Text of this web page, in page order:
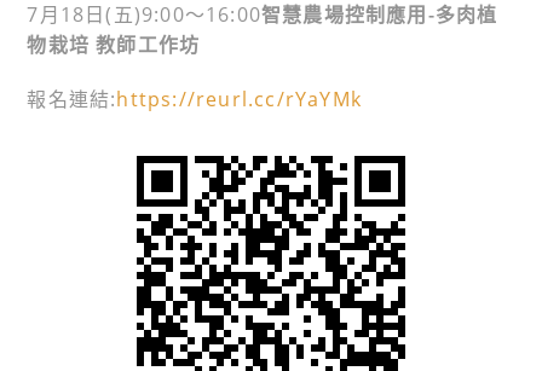
7月18日(五)9:00〜16:00智慧農場控制應用-多肉植
物栽培 教師工作坊
報名連結:https://reurl.cc/rYaYMk